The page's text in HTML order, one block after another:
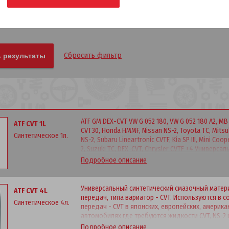
Сбросить фильтр
ATF CVT 1L
Синтетическое 1л.
ATF GM DEX-CVT VW G 052 180, VW G 052 180 A2,
CVT30, Honda HMMF, Nissan NS-2, Toyota TC,
NS-2, Subaru Lineartronic CVTF, Kia SP III, Mini
2, Suzuki TC, DEX-CVT, Chrysler CVTF +4
материал для автоматических коробок передач,
американских и корейских легковых
др. Внимание. Не рекомендуется использовать
трансмиссиях автомобилей Toyota и Ford!.
Подробное описание
ATF CVT 4L
Синтетическое 4л.
Универсальный синтетический смазочный
передач, типа вариатор - CVT. Используются в
передач - CVT в японских, европейских,
автомобилях где требуются жидкости CVT, NS-
использовать в гибридных бесступенчатых
Подробное описание